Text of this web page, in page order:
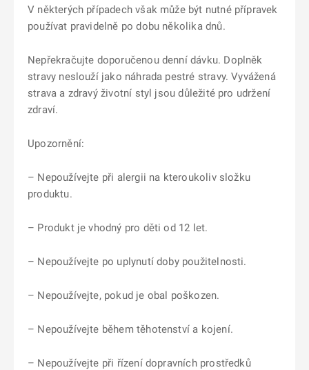
V některých případech však může být nutné přípravek
používat pravidelně po dobu několika dnů.
Nepřekračujte doporučenou denní dávku. Doplněk
stravy neslouží jako náhrada pestré stravy. Vyvážená
strava a zdravý životní styl jsou důležité pro udržení
zdraví.
Upozornění:
– Nepoužívejte při alergii na kteroukoliv složku
produktu.
– Produkt je vhodný pro děti od 12 let.
– Nepoužívejte po uplynutí doby použitelnosti.
– Nepoužívejte, pokud je obal poškozen.
– Nepoužívejte během těhotenství a kojení.
– Nepoužívejte při řízení dopravních prostředků